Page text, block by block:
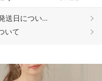
送日につい...
いて